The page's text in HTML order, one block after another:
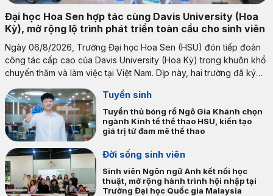
Đại học Hoa Sen hợp tác cùng Davis University (Hoa
Kỳ), mở rộng lộ trình phát triển toàn cầu cho sinh viên
Ngày 06/8/2026, Trường Đại học Hoa Sen (HSU) đón tiếp đoàn
công tác cấp cao của Davis University (Hoa Kỳ) trong khuôn khổ
chuyến thăm và làm việc tại Việt Nam. Dịp này, hai trường đã ký
kết Biên bản Thỏa thuận Hợp tác (MOA), mở ra nhiều định hướng
hợp tác trong đào tạo, trao đổi học thuật và phát triển các chương
trình giáo dục quốc tế. Thỏa thuận là bước tiến mới trong chiến
lược quốc tế hóa giáo dục của HSU, đồng thời mở thêm cơ hội để
sinh viên học tập, giao lưu và trải…
Tuyển sinh
Tuyển thủ bóng rổ Ngô Gia Khánh chọn
ngành Kinh tế thể thao HSU, kiến tạo
giá trị từ đam mê thể thao
Đời sống sinh viên
Sinh viên Ngôn ngữ Anh kết nối học
thuật, mở rộng hành trình hội nhập tại
Trường Đại học Quốc gia Malaysia